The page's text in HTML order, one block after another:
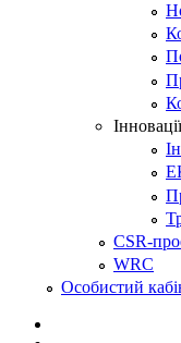
Інновації
CSR-
WRC
Особистий